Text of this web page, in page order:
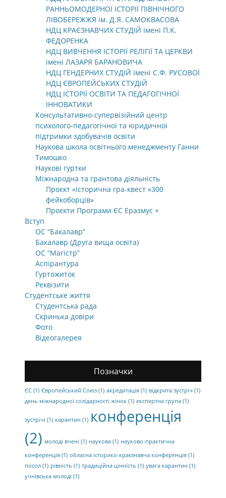
РАННЬОМОДЕРНОЇ ІСТОРІЇ ПІВНІЧНОГО
ЛІВОБЕРЕЖЖЯ ім. Д.Я. САМОКВАСОВА
НДЦ КРАЄЗНАВЧИХ СТУДІЙ імені П.К.
ФЕДОРЕНКА
НДЦ ВИВЧЕННЯ ІСТОРІЇ РЕЛІГІЇ ТА ЦЕРКВИ
імені ЛАЗАРЯ БАРАНОВИЧА
НДЦ ГЕНДЕРНИХ СТУДІЙ імені С.Ф. РУСОВОЇ
НДЦ ЄВРОПЕЙСЬКИХ СТУДІЙ
НДЦ ІСТОРІЇ ОСВІТИ ТА ПЕДАГОГІЧНОЇ
ІННОВАТИКИ
Консультативно-супервізійний центр
психолого-педагогічної та юридичної
підтримки здобувачів освіти
Наукова школа освітнього менеджменту Ганни
Тимошко
Наукові гуртки
Міжнародна та грантова діяльність
Проєкт «Історична гра-квест «300
фейкоборців»
Проєкти Програми ЄС Еразмус +
Вступ
ОС “Бакалавр”
Бакалавр (Друга вища освіта)
ОС “Магістр”
Аспірантура
Гуртожиток
Реквізити
Студентське життя
Студентська рада
Скринька довіри
Фото
Відеогалерея
Позначки
ЄС (1) Європейський Союз (1) акредитація (1) відкрита зустріч (1)
день міжнародної солідарності жінок (1) експертна група (1)
зустрічі (1) карантин (1) конференція
(2) молоді вчені (1) наукова (1) науково-практична
конференція (1) обласна історико-краєзнавча конференція (1)
посол (1) рівність (1) традиційна цінність (1) увага карантин (1)
учнівська молоді (1)